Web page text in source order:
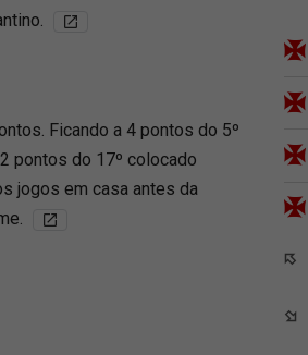
Ficando a 4 pontos do 5º
pontos do 17º colocado
jogos em casa antes da